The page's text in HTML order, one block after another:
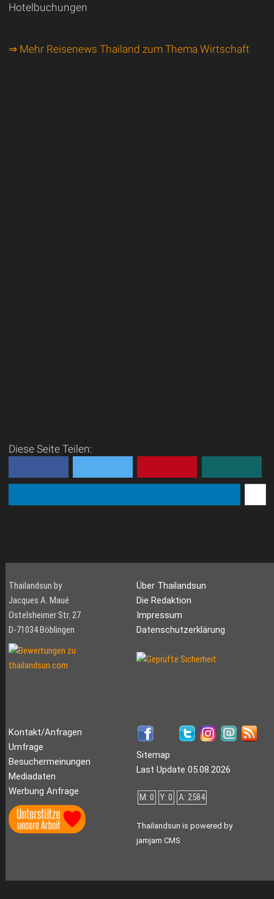
Hotelbuchungen
⇒ Mehr Reisenews Thailand zum Thema Wirtschaft
Diese Seite Teilen:
Thailandsun by
Jacques A. Maué
Ostelsheimer Str. 27
D-71034 Böblingen
Über Thailandsun
Die Redaktion
Impressum
Datenschutzerklärung
Kontakt/Anfragen
Umfrage
Besuchermeinungen
Mediadaten
Werbung Anfrage
Sitemap
Last Update 05.08.2026
M: 0 Y: 0 A: 2584
Thailandsun is powered by
jamjam CMS